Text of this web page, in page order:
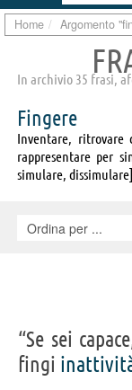
Home Argomento
In archivio 35 frasi,
Fingere
Inventare,
rappresentare per
simulare,
“Se sei
fingi